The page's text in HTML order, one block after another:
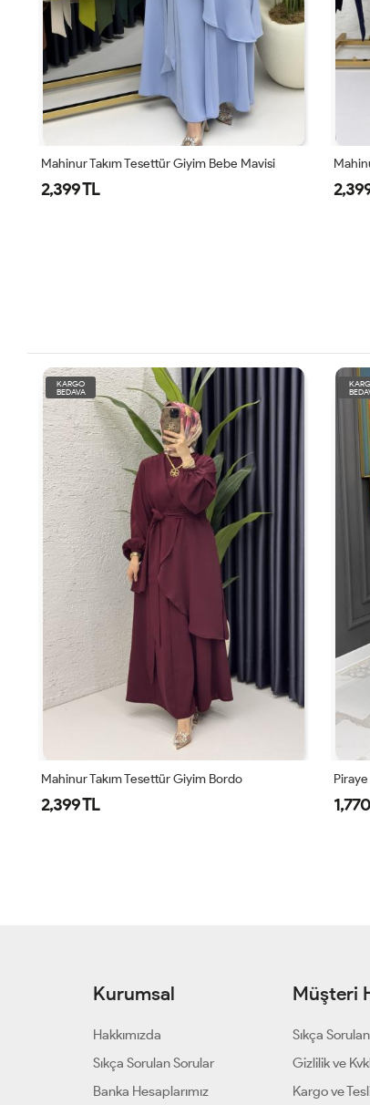
Mahinur Takım Tesettür Giyim Bebe Mavisi
2,399 TL
KARGO
BEDAVA
Mahinur Takım Tesettür Giyim Bordo
2,399 TL
Kurumsal
Hakkımızda
Sıkça Sorulan Sorular
Banka Hesaplarımız
Müşteri
Sıkça
Gizlilik ve
Kargo ve